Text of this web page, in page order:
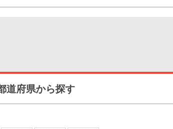
道府県から探す